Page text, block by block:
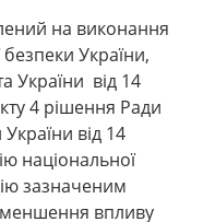
на виконання
безпеки України,
України від 14
4 рішення Ради
від 14
національної
зазначеним
впливу